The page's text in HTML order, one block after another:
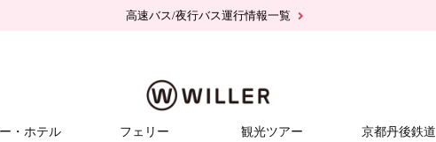
高速バス/夜行バス運行情報一覧
・ホテル フェリー 観光ツアー 京都丹後鉄道